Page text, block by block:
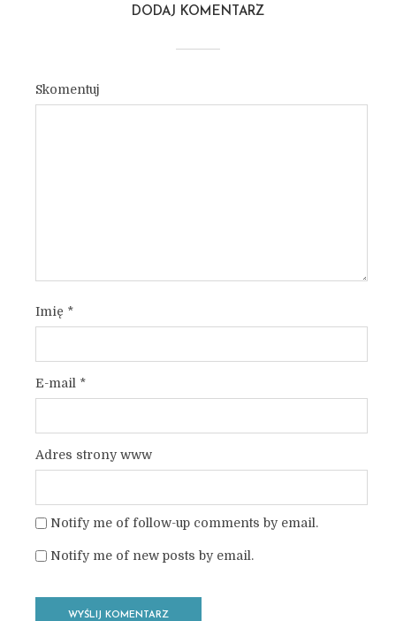
DODAJ KOMENTARZ
Skomentuj
Imię *
E-mail *
Adres strony www
Notify me of follow-up comments by email.
Notify me of new posts by email.